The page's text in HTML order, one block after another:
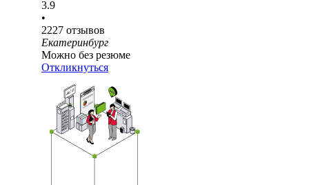
3.9
•
2227 отзывов
Екатеринбург
Можно без резюме
Откликнуться